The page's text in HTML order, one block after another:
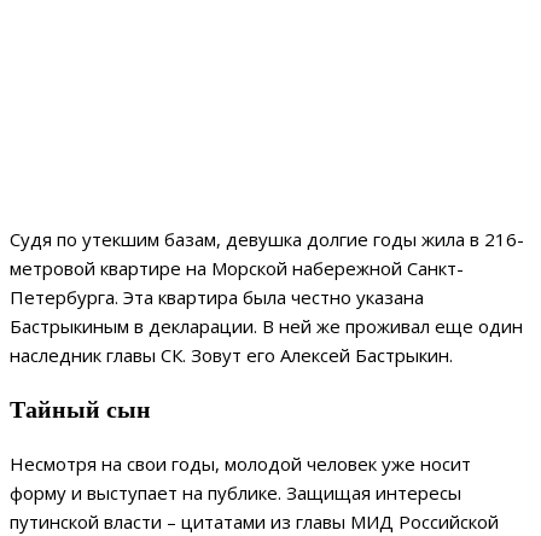
Судя по утекшим базам, девушка долгие годы жила в 216-
метровой квартире на Морской набережной Санкт-
Петербурга. Эта квартира была честно указана
Бастрыкиным в декларации. В ней же проживал еще один
наследник главы СК. Зовут его Алексей Бастрыкин.
Тайный сын
Несмотря на свои годы, молодой человек уже носит
форму и выступает на публике. Защищая интересы
путинской власти – цитатами из главы МИД Российской